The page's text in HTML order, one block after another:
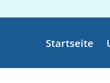
Startseite